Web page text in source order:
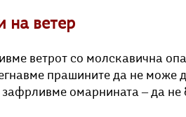
на ветер
ветрот со молскавична
прашините да не може
зафрливме омарнината ‒ да не